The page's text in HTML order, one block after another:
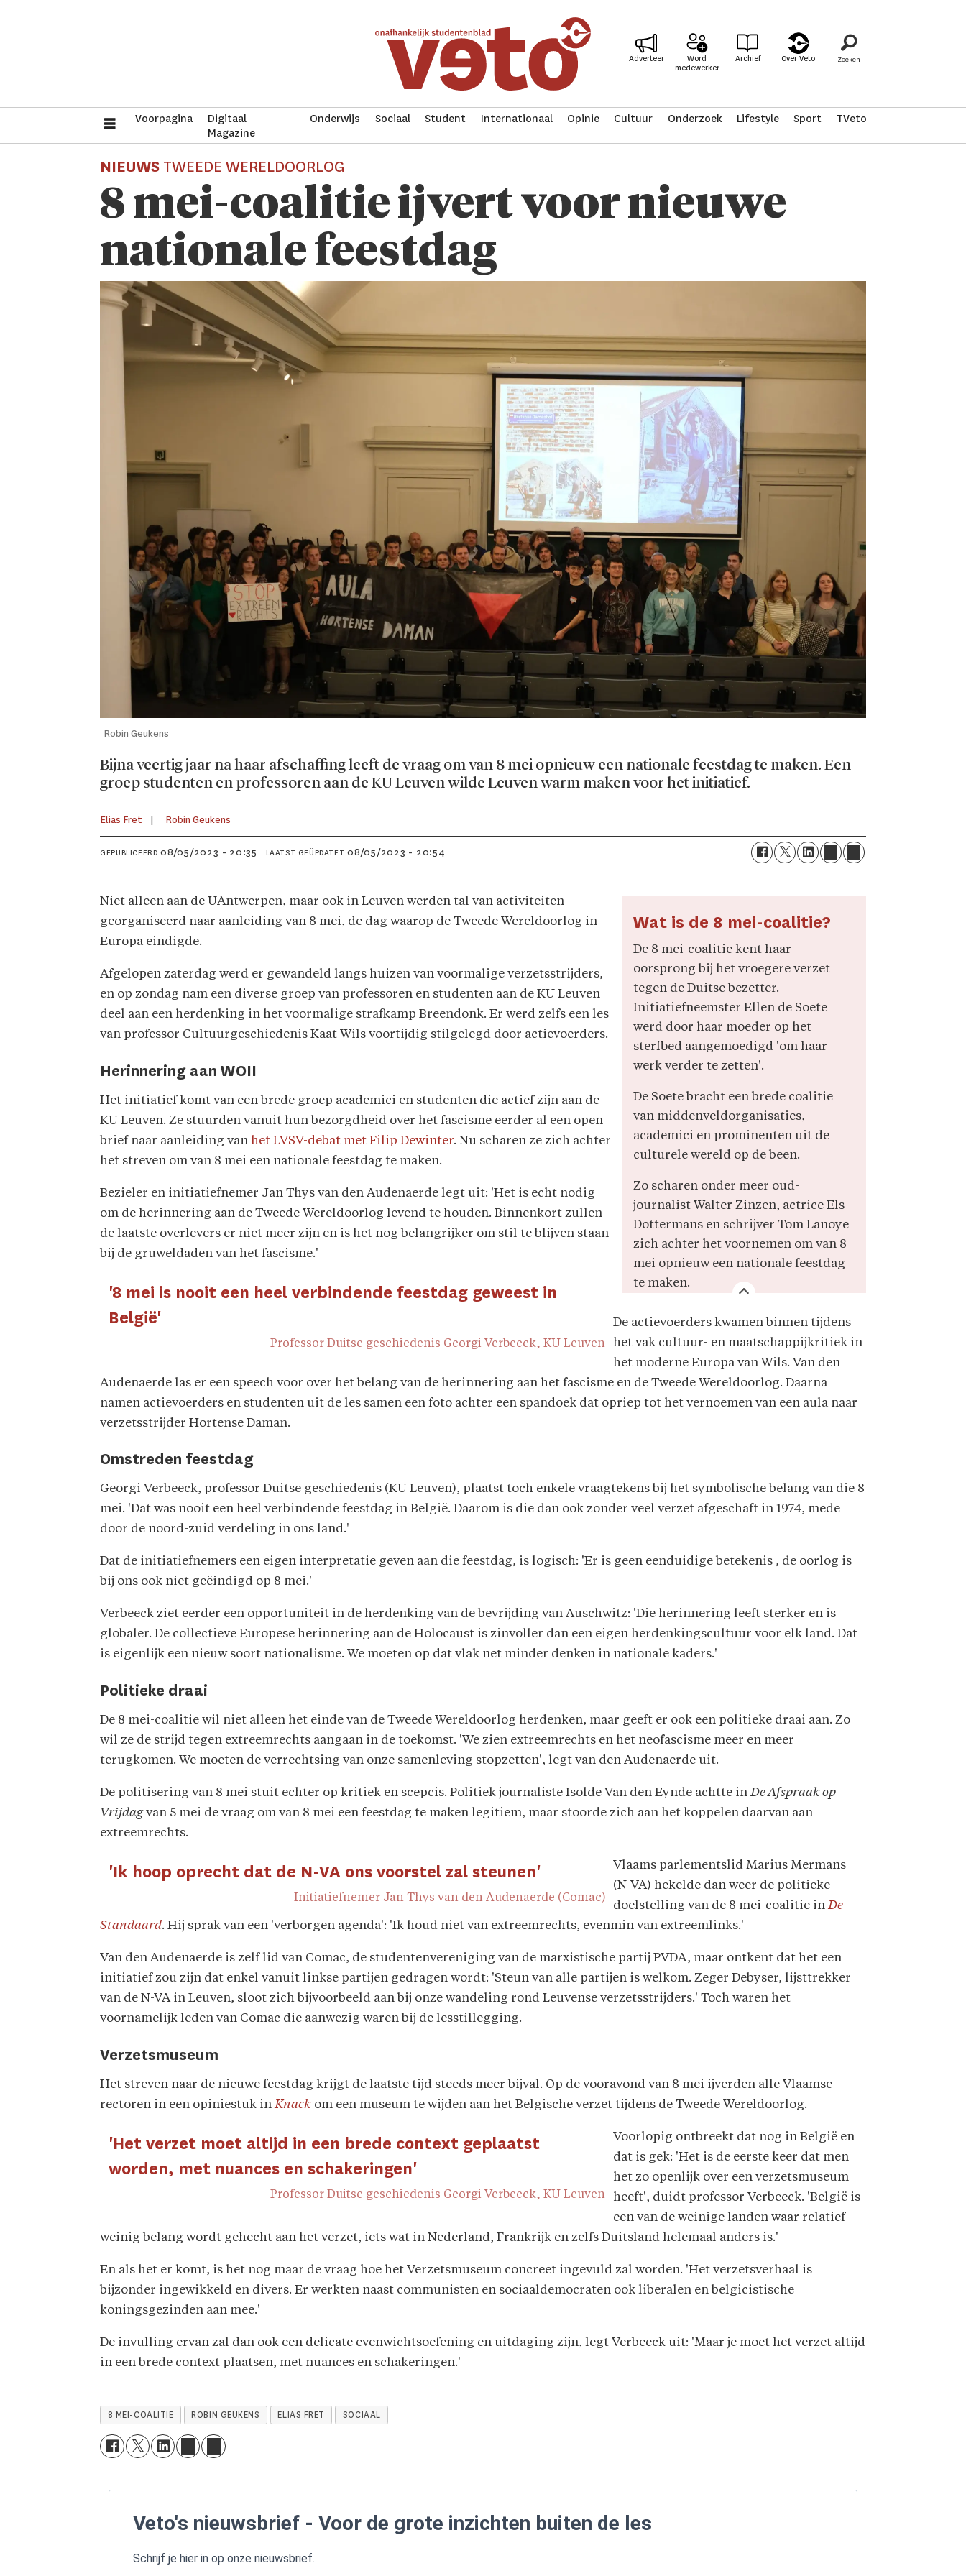
Adverteer
Word
medewerker
Archief Over Veto
Voorpagina
Digitaal
Magazine
Onderwijs Sociaal Student Internationaal Opinie Cultuur Onderzoek Lifestyle Sport TVeto
NIEUWS TWEEDE WERELDOORLOG
8 mei-coalitie ijvert voor nieuwe
nationale feestdag
Robin Geukens
Bijna veertig jaar na haar afschaffing leeft de vraag om van 8 mei opnieuw een nationale feestdag te maken. Een
groep studenten en professoren aan de KU Leuven wilde Leuven warm maken voor het initiatief.
Elias Fret Robin Geukens
GEPUBLICEERD 08/05/2023 - 20:35 LAATST GEÜPDATET 08/05/2023 - 20:54
Wat is de 8 mei-coalitie?
De 8 mei-coalitie kent haar
oorsprong bij het vroegere verzet
tegen de Duitse bezetter.
Initiatiefneemster Ellen de Soete
werd door haar moeder op het
sterfbed aangemoedigd 'om haar
werk verder te zetten'.
De Soete bracht een brede coalitie
van middenveldorganisaties,
academici en prominenten uit de
culturele wereld op de been.
Zo scharen onder meer oud-
journalist Walter Zinzen, actrice Els
Dottermans en schrijver Tom Lanoye
zich achter het voornemen om van 8
mei opnieuw een nationale feestdag
te maken.
Niet alleen aan de UAntwerpen, maar ook in Leuven werden tal van activiteiten
georganiseerd naar aanleiding van 8 mei, de dag waarop de Tweede Wereldoorlog in
Europa eindigde.
Afgelopen zaterdag werd er gewandeld langs huizen van voormalige verzetsstrijders,
en op zondag nam een diverse groep van professoren en studenten aan de KU Leuven
deel aan een herdenking in het voormalige strafkamp Breendonk. Er werd zelfs een les
van professor Cultuurgeschiedenis Kaat Wils voortijdig stilgelegd door actievoerders.
Herinnering aan WOII
Het initiatief komt van een brede groep academici en studenten die actief zijn aan de
KU Leuven. Ze stuurden vanuit hun bezorgdheid over het fascisme eerder al een open
brief naar aanleiding van het LVSV-debat met Filip Dewinter. Nu scharen ze zich achter
het streven om van 8 mei een nationale feestdag te maken.
Bezieler en initiatiefnemer Jan Thys van den Audenaerde legt uit: 'Het is echt nodig
om de herinnering aan de Tweede Wereldoorlog levend te houden. Binnenkort zullen
de laatste overlevers er niet meer zijn en is het nog belangrijker om stil te blijven staan
bij de gruweldaden van het fascisme.'
'8 mei is nooit een heel verbindende feestdag geweest in
België'
Professor Duitse geschiedenis Georgi Verbeeck, KU Leuven
De actievoerders kwamen binnen tijdens
het vak cultuur- en maatschappijkritiek in
het moderne Europa van Wils. Van den
Audenaerde las er een speech voor over het belang van de herinnering aan het fascisme en de Tweede Wereldoorlog. Daarna
namen actievoerders en studenten uit de les samen een foto achter een spandoek dat opriep tot het vernoemen van een aula naar
verzetsstrijder Hortense Daman.
Omstreden feestdag
Georgi Verbeeck, professor Duitse geschiedenis (KU Leuven), plaatst toch enkele vraagtekens bij het symbolische belang van die 8
mei. 'Dat was nooit een heel verbindende feestdag in België. Daarom is die dan ook zonder veel verzet afgeschaft in 1974, mede
door de noord-zuid verdeling in ons land.'
Dat de initiatiefnemers een eigen interpretatie geven aan die feestdag, is logisch: 'Er is geen eenduidige betekenis , de oorlog is
bij ons ook niet geëindigd op 8 mei.'
Verbeeck ziet eerder een opportuniteit in de herdenking van de bevrijding van Auschwitz: 'Die herinnering leeft sterker en is
globaler. De collectieve Europese herinnering aan de Holocaust is zinvoller dan een eigen herdenkingscultuur voor elk land. Dat
is eigenlijk een nieuw soort nationalisme. We moeten op dat vlak net minder denken in nationale kaders.'
Politieke draai
De 8 mei-coalitie wil niet alleen het einde van de Tweede Wereldoorlog herdenken, maar geeft er ook een politieke draai aan. Zo
wil ze de strijd tegen extreemrechts aangaan in de toekomst. 'We zien extreemrechts en het neofascisme meer en meer
terugkomen. We moeten de verrechtsing van onze samenleving stopzetten', legt van den Audenaerde uit.
De politisering van 8 mei stuit echter op kritiek en scepcis. Politiek journaliste Isolde Van den Eynde achtte inDe Afspraak op
Vrijdagvan 5 mei de vraag om van 8 mei een feestdag te maken legitiem, maar stoorde zich aan het koppelen daarvan aan
extreemrechts.
'Ik hoop oprecht dat de N-VA ons voorstel zal steunen'
Initiatiefnemer Jan Thys van den Audenaerde (Comac)
Vlaams parlementslid Marius Mermans
(N-VA) hekelde dan weer de politieke
doelstelling van de 8 mei-coalitie inDe
Standaard. Hij sprak van een 'verborgen agenda': 'Ik houd niet van extreemrechts, evenmin van extreemlinks.'
Van den Audenaerde is zelf lid van Comac, de studentenvereniging van de marxistische partij PVDA, maar ontkent dat het een
initiatief zou zijn dat enkel vanuit linkse partijen gedragen wordt: 'Steun van alle partijen is welkom. Zeger Debyser, lijsttrekker
van de N-VA in Leuven, sloot zich bijvoorbeeld aan bij onze wandeling rond Leuvense verzetsstrijders.' Toch waren het
voornamelijk leden van Comac die aanwezig waren bij de lesstillegging.
Verzetsmuseum
Het streven naar de nieuwe feestdag krijgt de laatste tijd steeds meer bijval. Op de vooravond van 8 mei ijverden alle Vlaamse
rectoren in een opiniestuk inKnack om een museum te wijden aan het Belgische verzet tijdens de Tweede Wereldoorlog.
'Het verzet moet altijd in een brede context geplaatst
worden, met nuances en schakeringen'
Professor Duitse geschiedenis Georgi Verbeeck, KU Leuven
Voorlopig ontbreekt dat nog in België en
dat is gek: 'Het is de eerste keer dat men
het zo openlijk over een verzetsmuseum
heeft', duidt professor Verbeeck. 'België is
een van de weinige landen waar relatief
weinig belang wordt gehecht aan het verzet, iets wat in Nederland, Frankrijk en zelfs Duitsland helemaal anders is.'
En als het er komt, is het nog maar de vraag hoe het Verzetsmuseum concreet ingevuld zal worden. 'Het verzetsverhaal is
bijzonder ingewikkeld en divers. Er werkten naast communisten en sociaaldemocraten ook liberalen en belgicistische
koningsgezinden aan mee.'
De invulling ervan zal dan ook een delicate evenwichtsoefening en uitdaging zijn, legt Verbeeck uit: 'Maar je moet het verzet altijd
in een brede context plaatsen, met nuances en schakeringen.'
8 MEI-COALITIE ROBIN GEUKENS ELIAS FRET SOCIAAL
Veto's nieuwsbrief - Voor de grote inzichten buiten de les
Schrijf je hier in op onze nieuwsbrief.